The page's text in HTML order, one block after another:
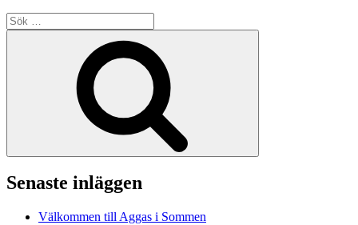
Sök
efter:
Senaste inläggen
Välkommen till Aggas i Sommen